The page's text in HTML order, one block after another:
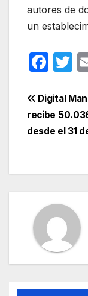
autores de
un
F
c
e
b
o
T
de
Digital
recibe
desde el 31